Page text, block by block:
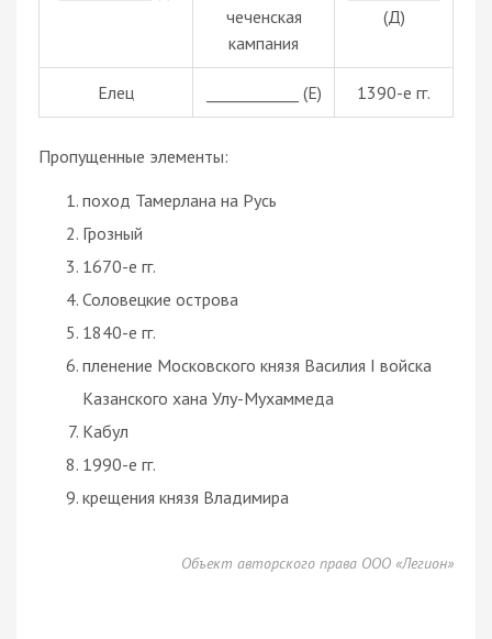
чеченская
кампания
(Д)
Елец ____________ (Е) 1390-е гг.
Пропущенные элементы:
поход Тамерлана на Русь
Грозный
1670-е гг.
Соловецкие острова
1840-е гг.
пленение Московского князя Василия I войска
Казанского хана Улу-Мухаммеда
Кабул
1990-е гг.
крещения князя Владимира
Объект авторского права ООО «Легион»